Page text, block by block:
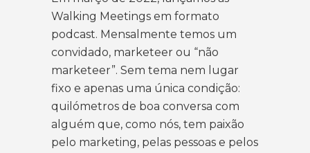
Walking Meetings em formato
podcast. Mensalmente temos um
convidado, marketeer ou “não
marketeer”. Sem tema nem lugar
fixo e apenas uma única condição:
quilómetros de boa conversa com
alguém que, como nós, tem paixão
pelo marketing, pelas pessoas e pelos